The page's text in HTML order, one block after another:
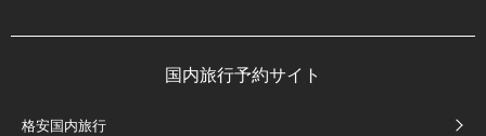
国内旅行予約サイト
格安国内旅行